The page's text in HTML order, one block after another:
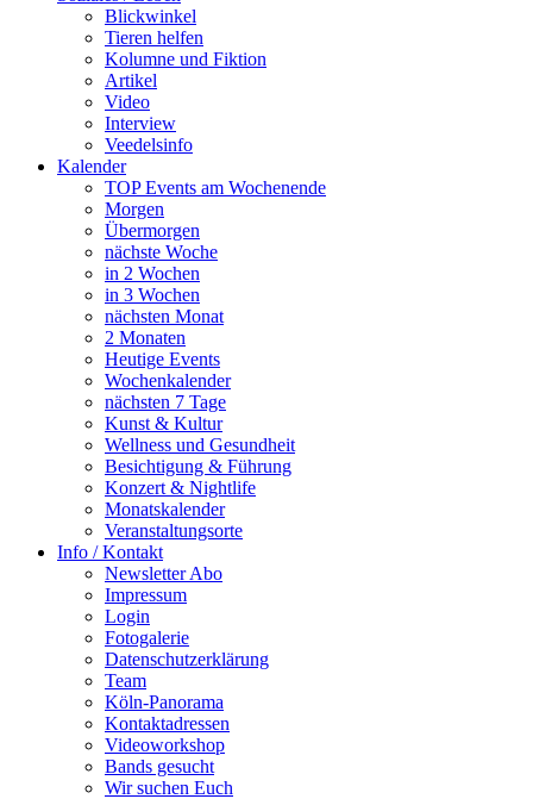
Blickwinkel
Tieren helfen
Kolumne und Fiktion
Artikel
Video
Interview
Veedelsinfo
Kalender
TOP Events am Wochenende
Morgen
Übermorgen
nächste Woche
in 2 Wochen
in 3 Wochen
nächsten Monat
2 Monaten
Heutige Events
Wochenkalender
nächsten 7 Tage
Kunst & Kultur
Wellness und Gesundheit
Besichtigung & Führung
Konzert & Nightlife
Monatskalender
Veranstaltungsorte
Info / Kontakt
Newsletter Abo
Impressum
Login
Fotogalerie
Datenschutzerklärung
Team
Köln-Panorama
Kontaktadressen
Videoworkshop
Bands gesucht
Wir suchen Euch